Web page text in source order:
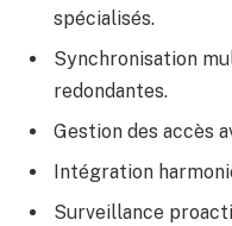
spécialisés.
Synchronisation
redondantes.
Gestion des accès
Intégration
Surveillance